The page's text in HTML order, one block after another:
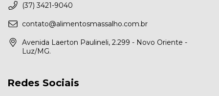
(37) 3421-9040
contato@alimentosmassalho.com.br
Avenida Laerton Paulineli, 2.299 - Novo Oriente -
Luz/MG.
Redes Sociais